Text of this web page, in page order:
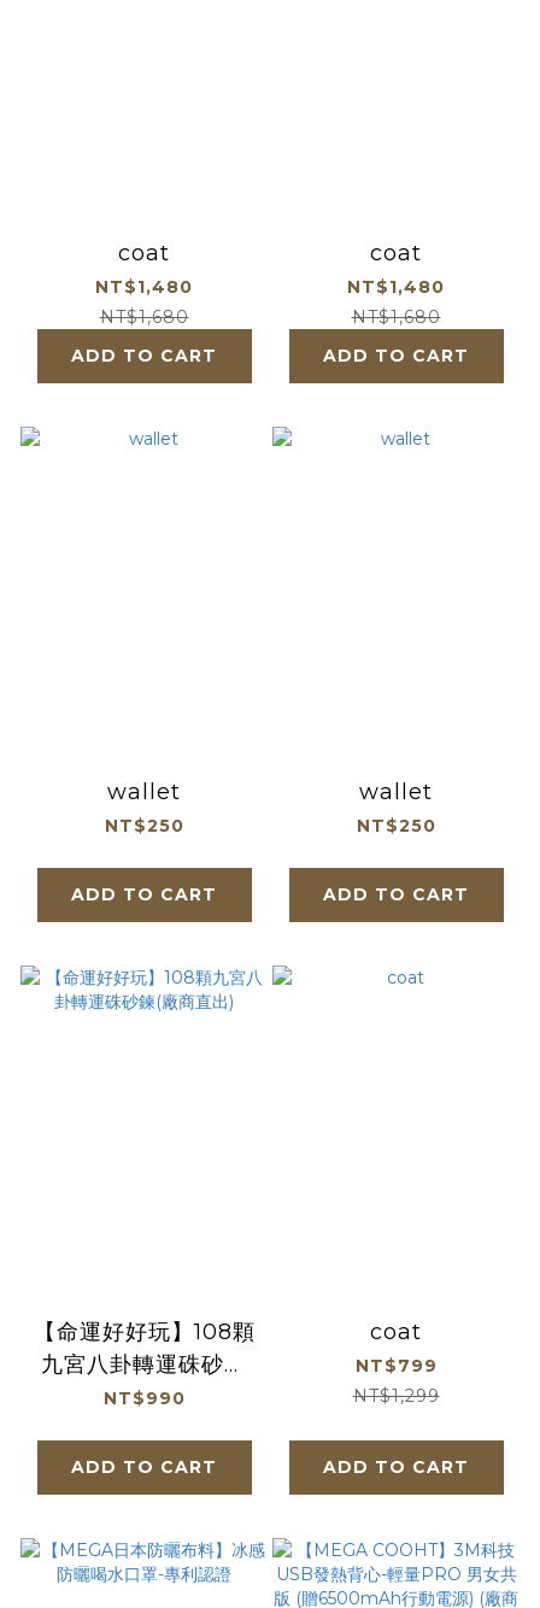
coat
NT$1,480
NT$1,680
ADD TO CART
coat
NT$1,480
NT$1,680
ADD TO CART
wallet
NT$250
ADD TO CART
wallet
NT$250
ADD TO CART
【命運好好玩】108顆
九宮八卦轉運硃砂鍊
(廠商直出)
NT$990
ADD TO CART
coat
NT$799
NT$1,299
ADD TO CART